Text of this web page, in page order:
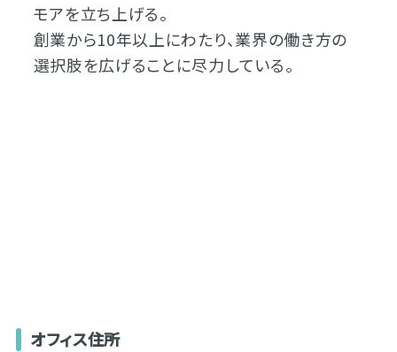
モアを立ち上げる。
創業から10年以上にわたり、業界の働き方の
選択肢を広げることに尽力している。
オフィス住所